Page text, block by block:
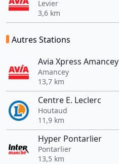
Levier
3,6 km
Autres Stations
Avia Xpress Amancey
Amancey
13,7 km
Centre E. Leclerc
Houtaud
11,9 km
Hyper Pontarlier
Pontarlier
13,5 km